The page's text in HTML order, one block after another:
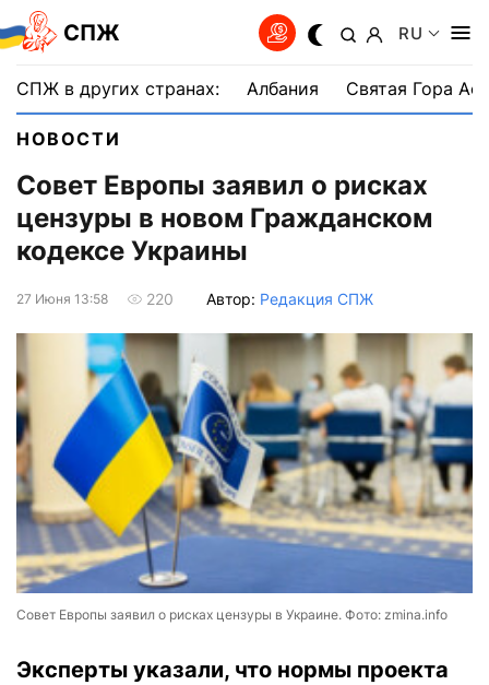
СПЖ RU
СПЖ в других странах: Албания Святая Гора
НОВОСТИ
Совет Европы заявил о рисках
цензуры в новом Гражданском
кодексе Украины
27 Июня 13:58 220 Автор: Редакция СПЖ
Совет Европы заявил о рисках цензуры в Украине. Фото: zmina.info
Эксперты указали, что нормы проекта